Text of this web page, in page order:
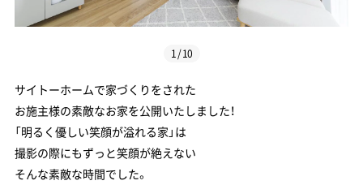
1 /10
サイトーホームで家づくりをされた
お施主様の素敵なお家を公開いたしました！
「明るく優しい笑顔が溢れる家」は
撮影の際にもずっと笑顔が絶えない
そんな素敵な時間でした。